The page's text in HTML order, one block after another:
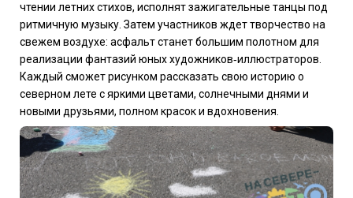
чтении летних стихов, исполнят зажигательные танцы под
ритмичную музыку. Затем участников ждет творчество на
свежем воздухе: асфальт станет большим полотном для
реализации фантазий юных художников‑иллюстраторов.
Каждый сможет рисунком рассказать свою историю о
северном лете с яркими цветами, солнечными днями и
новыми друзьями, полном красок и вдохновения.